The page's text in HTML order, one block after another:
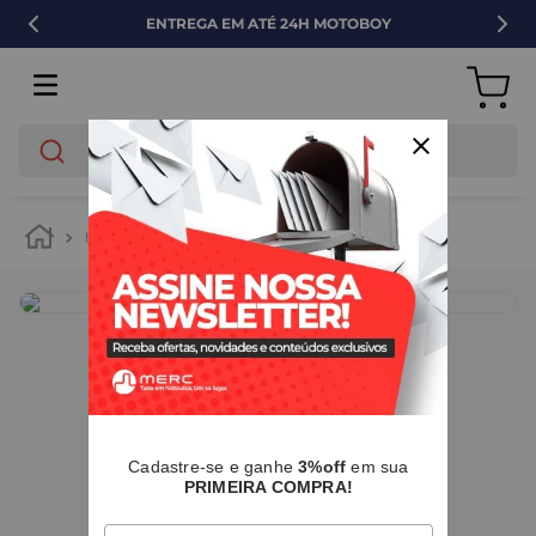
ENTREGA EM ATÉ 24H MOTOBOY
O que você está buscando?
hidráulica drenagem ralos lineares
IMAGENS MERAMENTE ILUSTRATIVAS
Cadastre-se e ganhe3%off em sua
PRIMEIRA COMPRA!